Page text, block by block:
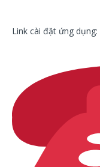
Link cài đặt ứng dụng: